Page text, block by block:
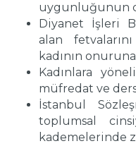
uygunluğunun
Diyanet İşleri
alan
kadının
Kadınlara
müfredat ve
İstanbul
toplumsal
kademelerinde